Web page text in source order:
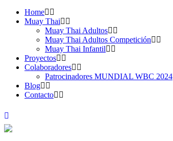
Home
Muay Thai
Muay Thai Adultos
Muay Thai Adultos Competición
Muay Thai Infantil
Proyectos
Colaboradores
Patrocinadores MUNDIAL WBC 2024
Blog
Contacto